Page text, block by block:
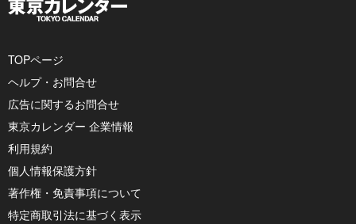
TOPページ
ヘルプ・お問合せ
広告に関するお問合せ
東京カレンダー 企業情報
利用規約
個人情報保護方針
著作権・免責事項について
特定商取引法に基づく表示